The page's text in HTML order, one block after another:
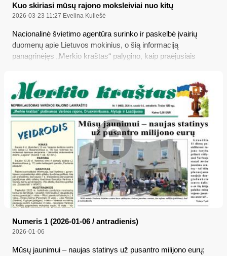
Kuo skiriasi mūsų rajono moksleiviai nuo kitų
2026-03-23 11:27 Evelina Kuliešė
Nacionalinė švietimo agentūra surinko ir paskelbė įvairių
duomenų apie Lietuvos mokinius, o šią informaciją
panagrinėjęs „Merkio kraštas“ palygino, kaip praėjusiais
panašių kaimyninių savivaldybių mokiniams...
Numeris 1 (2026-01-06 / antradienis)
2026-01-06
Mūsų jaunimui – naujas statinys už pusantro milijono eurų;